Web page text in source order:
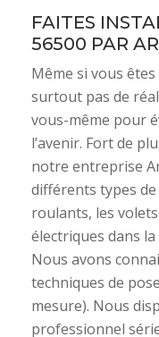
FAITES
56500 PAR
Même si vous
surtout pas de
vous-même pour
l’avenir. Fort de
notre entreprise
différents types de
roulants, les
électriques dans
Nous avons
techniques de
mesure). Nous
professionnel